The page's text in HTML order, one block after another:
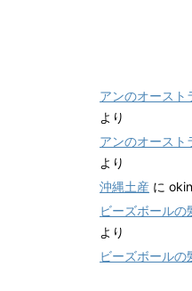
アンのオースト
より
アンのオースト
より
沖縄土産 に
ビーズボールの
より
ビーズボールの